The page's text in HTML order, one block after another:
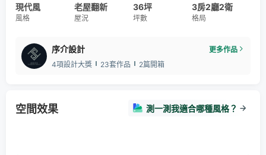
現代風
風格
老屋翻新
屋況
36坪
坪數
3房2廳2衛
格局
序介設計
更多作品
4項設計大獎
23套作品 2篇開箱
空間效果 測一測我適合哪種風格？